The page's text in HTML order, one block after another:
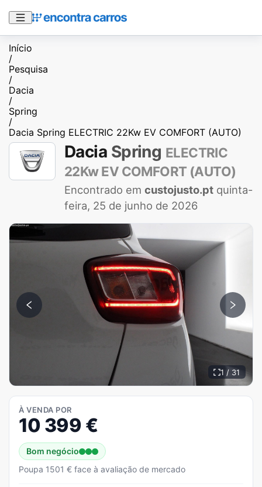
Início
/
Pesquisa
/
Dacia
/
Spring
/
Dacia Spring ELECTRIC 22Kw EV COMFORT (AUTO)
Dacia Spring ELECTRIC
22Kw EV COMFORT (AUTO)
Encontrado em custojusto.pt quinta-
feira, 25 de junho de 2026
1 / 31
À VENDA POR
10 399 €
Bom negócio
Poupa 1501 € face à avaliação de mercado